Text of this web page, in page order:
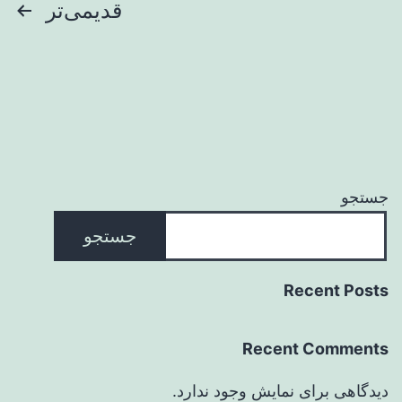
قدیمی‌تر
جستجو
جستجو
Recent Posts
Recent Comments
دیدگاهی برای نمایش وجود ندارد.